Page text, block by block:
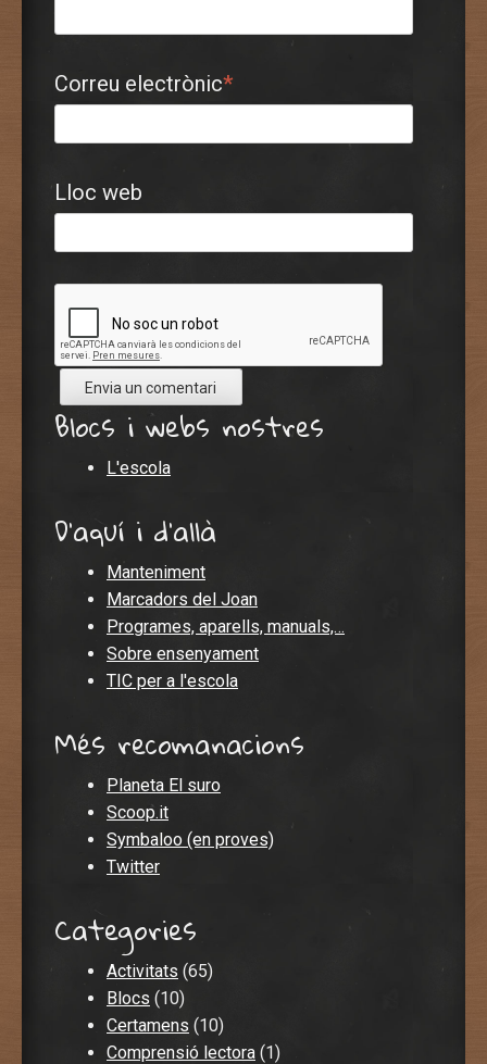
Correu electrònic*
Lloc web
Blocs i webs nostres
L'escola
D'aquí i d'allà
Manteniment
Marcadors del Joan
Programes, aparells, manuals,…
Sobre ensenyament
TIC per a l'escola
Més recomanacions
Planeta El suro
Scoop.it
Symbaloo (en proves)
Twitter
Categories
Activitats (65)
Blocs (10)
Certamens (10)
Comprensió lectora (1)